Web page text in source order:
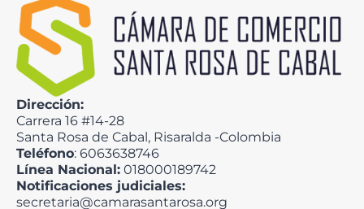
Dirección:
Carrera 16 #14-28
Santa Rosa de Cabal, Risaralda -Colombia
Teléfono: 6063638746
Línea Nacional: 018000189742
Notificaciones judiciales:
secretaria@camarasantarosa.org